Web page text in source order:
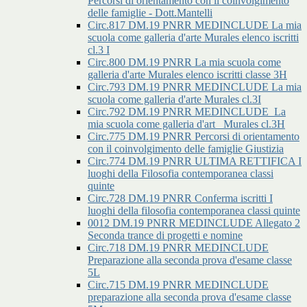
delle famiglie - Dott.Mantelli
Circ.817 DM.19 PNRR MEDINCLUDE La mia
scuola come galleria d'arte Murales elenco iscritti
cl.3 I
Circ.800 DM.19 PNRR La mia scuola come
galleria d'arte Murales elenco iscritti classe 3H
Circ.793 DM.19 PNRR MEDINCLUDE La mia
scuola come galleria d'arte Murales cl.3I
Circ.792 DM.19 PNRR MEDINCLUDE_La
mia scuola come galleria d'art _Murales cl.3H
Circ.775 DM.19 PNRR Percorsi di orientamento
con il coinvolgimento delle famiglie Giustizia
Circ.774 DM.19 PNRR ULTIMA RETTIFICA I
luoghi della Filosofia contemporanea classi
quinte
Circ.728 DM.19 PNRR Conferma iscritti I
luoghi della filosofia contemporanea classi quinte
0012 DM.19 PNRR MEDINCLUDE Allegato 2
Seconda trance di progetti e nomine
Circ.718 DM.19 PNRR MEDINCLUDE
Preparazione alla seconda prova d'esame classe
5L
Circ.715 DM.19 PNRR MEDINCLUDE
preparazione alla seconda prova d'esame classe